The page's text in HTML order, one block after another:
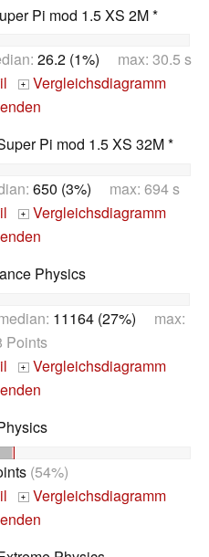
Pi mod 1.5 XS 2M *
26.2 (1%) max: 30.5 s
+ Vergleichsdiagramm
Pi mod 1.5 XS 32M *
650 (3%) max: 694 s
+ Vergleichsdiagramm
Physics
11164 (27%) max:
Points
+ Vergleichsdiagramm
(54%)
+ Vergleichsdiagramm